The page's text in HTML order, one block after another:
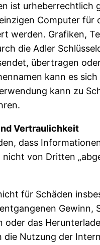
ist urheberrechtlich
Computer
werden. Grafiken,
die Adler
übertragen
kann es
kann zu
Vertraulichkeit
dass
von Dritten
für Schäden
das
die Nutzung der